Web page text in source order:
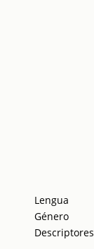
Lengua
Género
Descriptores